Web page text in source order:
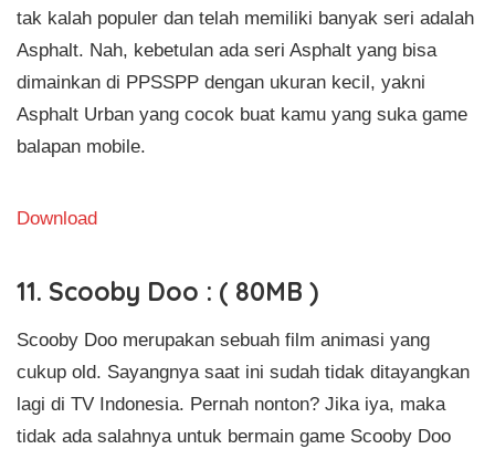
tak kalah populer dan telah memiliki banyak seri adalah
Asphalt. Nah, kebetulan ada seri Asphalt yang bisa
dimainkan di PPSSPP dengan ukuran kecil, yakni
Asphalt Urban yang cocok buat kamu yang suka game
balapan mobile.
Download
11. Scooby Doo : ( 80MB )
Scooby Doo merupakan sebuah film animasi yang
cukup old. Sayangnya saat ini sudah tidak ditayangkan
lagi di TV Indonesia. Pernah nonton? Jika iya, maka
tidak ada salahnya untuk bermain game Scooby Doo